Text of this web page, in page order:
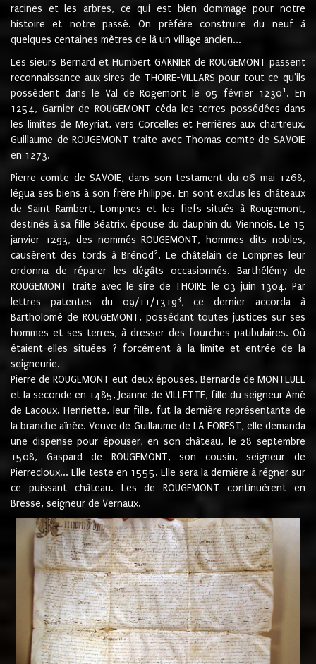
racines et les arbres, ce qui est bien dommage pour notre
histoire et notre passé. On préfère construire du neuf à
quelques centaines mètres de là un village ancien...
Les sieurs Bernard et Humbert GARNIER de ROUGEMONT passent
reconnaissance aux sires de THOIRE-VILLARS pour tout ce qu'ils
possèdent dans le Val de Rogemont le 05 février 12301 . En
1254, Garnier de ROUGEMONT céda les terres possédées dans
les limites de Meyriat, vers Corcelles et Ferrières aux chartreux.
Guillaume de ROUGEMONT traite avec Thomas comte de SAVOIE
en 1273.
Pierre comte de SAVOIE, dans son testament du 06 mai 1268,
légua ses biens à son frère Philippe. En sont exclus les châteaux
de Saint Rambert, Lompnes et les fiefs situés à Rougemont,
destinés à sa fille Béatrix, épouse du dauphin du Viennois. Le 15
janvier 1293, des nommés ROUGEMONT, hommes dits nobles,
causèrent des tords à Brénod 2. Le châtelain de Lompnes leur
ordonna de réparer les dégâts occasionnés. Barthélémy de
ROUGEMONT traite avec le sire de THOIRE le 03 juin 1304. Par
lettres patentes du 09/11/13193, ce dernier accorda à
Bartholomé de ROUGEMONT, possédant toutes justices sur ses
hommes et ses terres, à dresser des fourches patibulaires. Où
étaient-elles situées ? forcément à la limite et entrée de la
seigneurie.
Pierre de ROUGEMONT eut deux épouses, Bernarde de MONTLUEL
et la seconde en 1485, Jeanne de VILLETTE, fille du seigneur Amé
de Lacoux. Henriette, leur fille, fut la dernière représentante de
la branche aînée. Veuve de Guillaume de LA FOREST, elle demanda
une dispense pour épouser, en son château, le 28 septembre
1508, Gaspard de ROUGEMONT, son cousin, seigneur de
Pierrecloux... Elle teste en 1555. Elle sera la dernière à régner sur
ce puissant château. Les de ROUGEMONT continuèrent en
Bresse, seigneur de Vernaux.